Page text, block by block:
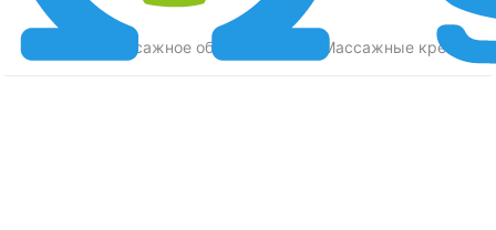
Массажное оборудование Массажные кресла